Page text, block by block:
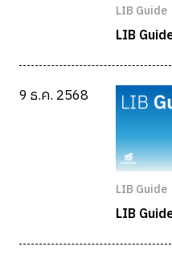
LIB Guide
LIB
9 ธ.ค. 2568
LIB Guide
LIB